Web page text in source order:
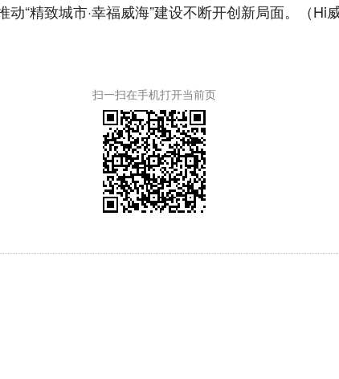
“精致城市·幸福威海”建设不断开创新局面。（Hi
扫一扫在手机打开当前页